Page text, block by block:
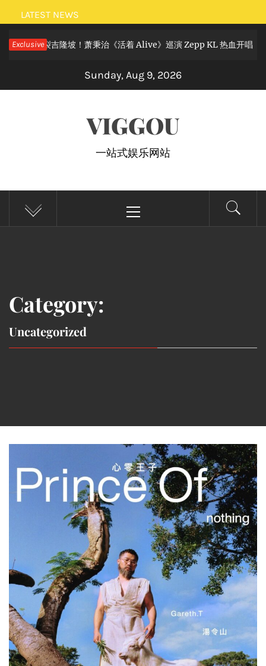
Skip
to
content
LATEST NEWS
Exclusive
吉隆坡！萧秉治《活着 Alive》巡演 Zepp KL 热血开唱 2
Sunday, Aug 9, 2026
VIGGOU
一站式娱乐网站
Menu
Category:
Uncategorized